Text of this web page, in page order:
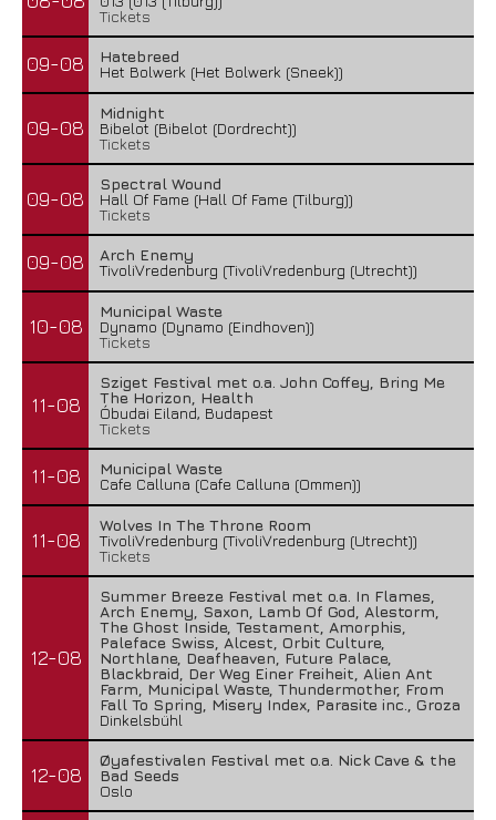
Tickets
09-08
Hatebreed
Het Bolwerk (Het Bolwerk (Sneek))
09-08
Midnight
Bibelot (Bibelot (Dordrecht))
Tickets
09-08
Spectral Wound
Hall Of Fame (Hall Of Fame (Tilburg))
Tickets
09-08
Arch Enemy
TivoliVredenburg (TivoliVredenburg (Utrecht))
10-08
Municipal Waste
Dynamo (Dynamo (Eindhoven))
Tickets
11-08
Sziget Festival met o.a. John Coffey, Bring Me
The Horizon, Health
Óbudai Eiland, Budapest
Tickets
11-08
Municipal Waste
Cafe Calluna (Cafe Calluna (Ommen))
11-08
Wolves In The Throne Room
TivoliVredenburg (TivoliVredenburg (Utrecht))
Tickets
12-08
Summer Breeze Festival met o.a. In Flames,
Arch Enemy, Saxon, Lamb Of God, Alestorm,
The Ghost Inside, Testament, Amorphis,
Paleface Swiss, Alcest, Orbit Culture,
Northlane, Deafheaven, Future Palace,
Blackbraid, Der Weg Einer Freiheit, Alien Ant
Farm, Municipal Waste, Thundermother, From
Fall To Spring, Misery Index, Parasite inc., Groza
Dinkelsbühl
12-08
Øyafestivalen Festival met o.a. Nick Cave & the
Bad Seeds
Oslo